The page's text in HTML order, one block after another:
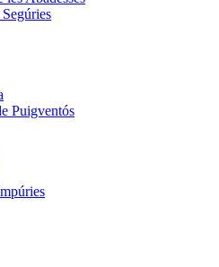
Puigventós